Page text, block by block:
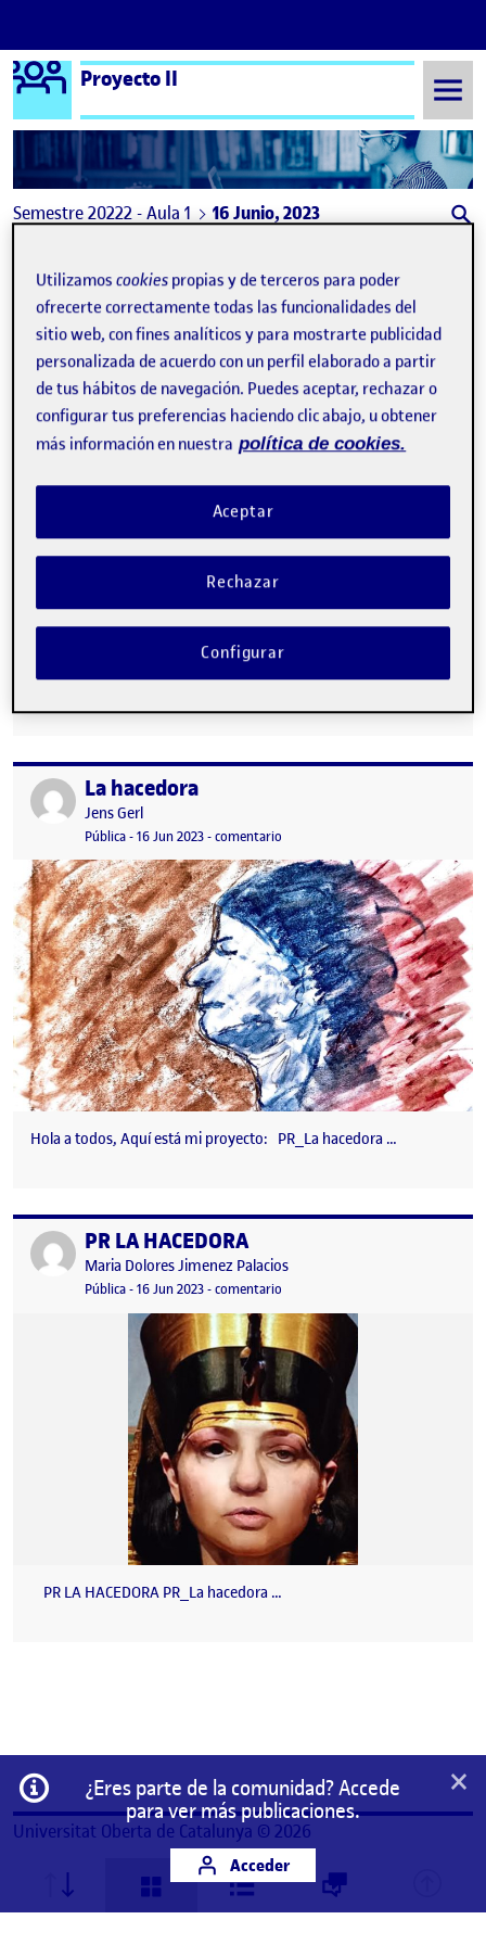
Saltar al contenido
Logo Ágora
Proyecto II
Semestre 20222 - Aula 1 16 Junio, 2023
16 Junio, 2023
Publicado porPR: La hacedora: S6 – Post 6/6
Publicado por
Azazel Fernández Prado
Visibilidad:
Pública- Fecha de publicación
16 Jun 20232 marzo, 2024 6:01 pm
-comentarioen PR: La hacedora: S6 – Post 6/6
¡Última entrega! PR_La hacedora …
Publicado porLa hacedora
Publicado por
Jens Gerl
Visibilidad:
Pública-Fecha de publicación
16 Jun 202316 junio, 2023 11:09 pm
-comentario
Hola a todos, Aquí está mi proyecto: PR_La hacedora …
Publicado porPR LA HACEDORA
Publicado por
Maria Dolores Jimenez Palacios
Visibilidad:
Pública-Fecha de publicación
16 Jun 2023-comentario
PR LA HACEDORA PR_La hacedora …
Información
¿Eres parte de la comunidad? Accede
para ver más publicaciones.
Acceder
×
Universitat Oberta de Catalunya © 2026
Utilizamoscookies propias y de terceros para poder
ofrecerte correctamente todas las funcionalidades del
sitio web, con fines analíticos y para mostrarte publicidad
personalizada de acuerdo con un perfil elaborado a partir
de tus hábitos de navegación. Puedes aceptar, rechazar o
configurar tus preferencias haciendo clic abajo, u obtener
más información en nuestra política de cookies.
Rechazar
Aceptar
Configurar